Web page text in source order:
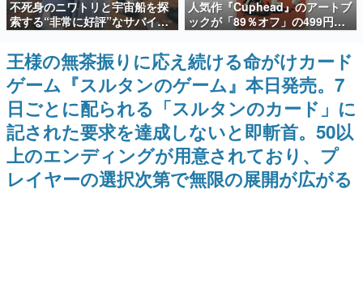
SNS拡散数が数千以上！ ページビュー数万以上！ などな
ど。多くの人々に読まれた、電ファミ渾身の“殿堂入り”記
事をまとめました。
ゲームの企画書
名作ゲームクリエイターの方々に製作時のエピソードをお
聞きし、ヒットする企画（ゲーム）とは何か？を探ってい
きます。
赫本
この物語を解いてはいけない。『赫本』は、〈試験問題〉
の形をした短編ホラー小説集です。
新世代に訊く
不死身のニワトリと宇宙船を探
索する“非常に好評”なサバイバ
ルゲーム『Breathedge』が無
料で配布中。入手できる期間は8
月10日まで
人気作『Cuphead』のアートブ
ックが「89％オフ」の499円で
買える破格のセール中。1930年
代風のビジュアルが特徴的なア
クションゲームの初期コンセプ
トやボスキャラ、ステージのイ
ラストも収録
王様の無茶振りに応え続ける命がけカード
ゲーム『スルタンのゲーム』本日発売。7
日ごとに配られる「スルタンのカード」に
記された要求を達成しないと即斬首。50以
上のエンディングが用意されており、プ
レイヤーの選択次第で無限の展開が広がる